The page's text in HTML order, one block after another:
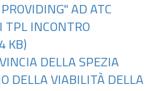
AD ATC
TPL INCONTRO
KB)
DELLA SPEZIA
DELLA VIABILITÀ DELLA